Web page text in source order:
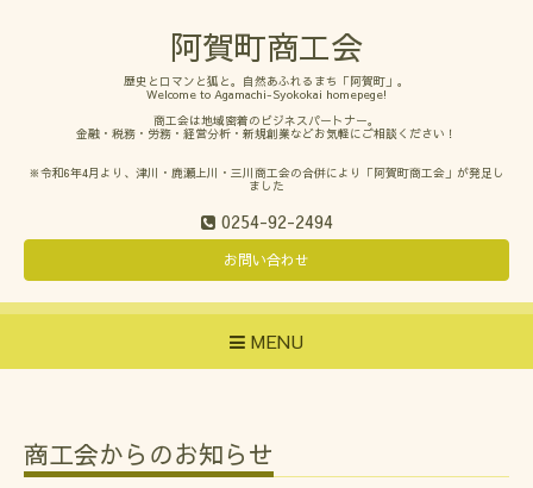
阿賀町商工会
歴史とロマンと狐と。自然あふれるまち「阿賀町」。
Welcome to Agamachi-Syokokai homepege!
商工会は地域密着のビジネスパートナー。
金融・税務・労務・経営分析・新規創業などお気軽にご相談ください！
※令和6年4月より、津川・鹿瀬上川・三川商工会の合併により「阿賀町商工会」が発足し
ました
0254-92-2494
お問い合わせ
MENU
商工会からのお知らせ